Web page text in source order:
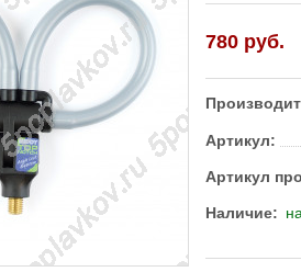
780 руб.
Артикул:
Артикул
Наличие: